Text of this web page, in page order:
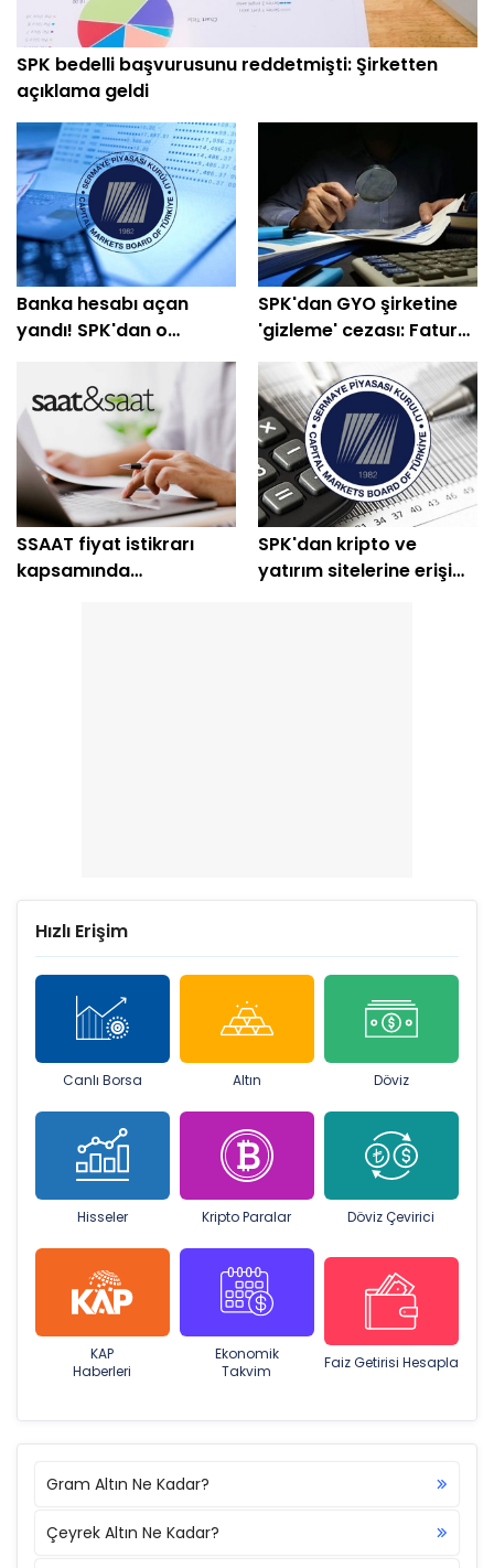
SPK bedelli başvurusunu reddetmişti: Şirketten
açıklama geldi
Banka hesabı açan
yandı! SPK'dan o
isimlere suç duyurusu
SPK'dan GYO şirketine
'gizleme' cezası: Fatura
yönetime çıkabilir!
SSAAT fiyat istikrarı
kapsamında
SPK'dan kripto ve
yatırım sitelerine erişim
Hızlı Erişim
Canlı Borsa Altın Döviz
Hisseler Kripto Paralar Döviz Çevirici
KAP
Haberleri
Ekonomik
Takvim
Faiz Getirisi Hesapla
Gram Altın Ne Kadar?
Çeyrek Altın Ne Kadar?